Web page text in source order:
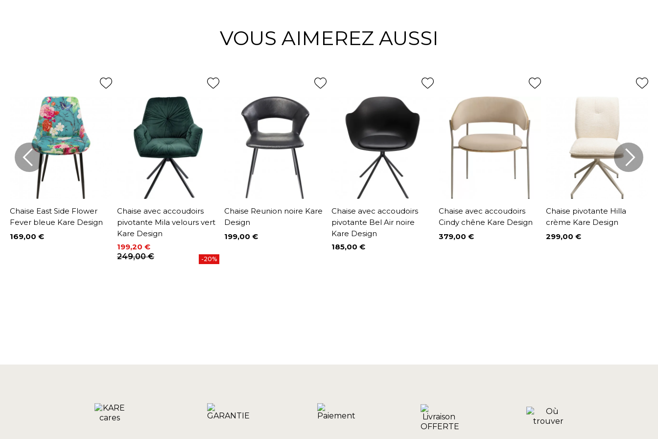
VOUS AIMEREZ AUSSI
Chaise East Side Flower
Fever bleue Kare Design
Prix
169,00 €
Chaise avec accoudoirs
pivotante Mila velours vert
Kare Design
Prix
199,20 €
Prix de base
249,00 € -20%
Chaise Reunion noire Kare
Design
Prix
199,00 €
Chaise avec accoudoirs
pivotante Bel Air noire
Kare Design
Prix
185,00 €
Chaise avec accoudoirs
Cindy chêne Kare Design
Prix
379,00 €
Chaise pivotante Hilla
crème Kare Design
Prix
299,00 €